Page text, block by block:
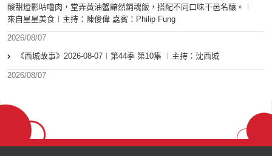
酸甜燈影咕嚕肉，堂弄黃油蟹黯然銷魂飯，搭配不同口味干邑名釀。︱
來自星星美食︱主持：陳俊偉 嘉賓：Philip Fung
2026/08/07
《西城故事》2026-08-07︱第44季 第10集 ︱主持：沈西城
2026/08/07